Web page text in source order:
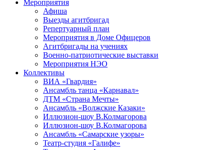
Мероприятия
Афиша
Выезды агитбригад
Репертуарный план
Мероприятия в Доме Офицеров
Агитбригады на учениях
Военно-патриотические выставки
Мероприятия НЭО
Коллективы
ВИА «Гвардия»
Ансамбль танца «Карнавал»
ДТМ «Страна Мечты»
Ансамбль «Волжские Казаки»
Иллюзион-шоу В.Колмагорова
Иллюзион-шоу В.Колмагорова
Ансамбль «Самарские узоры»
Театр-студия «Галифе»